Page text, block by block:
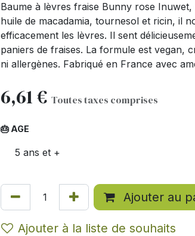
Baume à lèvres fraise Bunny rose
huile de macadamia, tournesol et ricin, il
efficacement les lèvres. Il sent
paniers de fraises. La formule est vegan,
ni allergènes. Fabriqué en France avec
6,61€ Toutes taxes comprises
🎂 AGE
5 ans et +
Ajouter au
Ajouter à la liste de souhaits